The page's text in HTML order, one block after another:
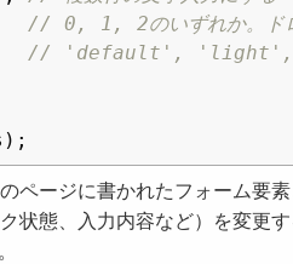
// 0, 1, 2のいずれか。ドロ
// 'default', 'light', 'dark'
);
ページに書かれたフォーム要
状態、入力内容など）を変更